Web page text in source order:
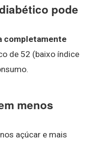
pode
completamente
de 52 (baixo índice
menos
açúcar e mais